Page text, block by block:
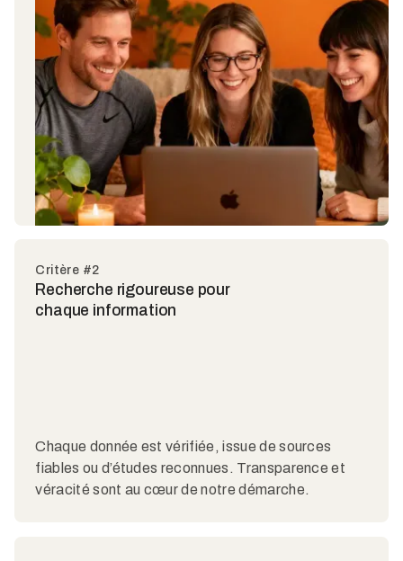
Critère #2
Recherche rigoureuse pour
chaque information
Chaque donnée est vérifiée, issue de sources
fiables ou d’études reconnues. Transparence et
véracité sont au cœur de notre démarche.